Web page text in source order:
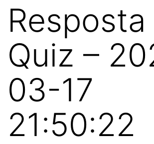
Resposta
Quiz –
03-17
21:50:22